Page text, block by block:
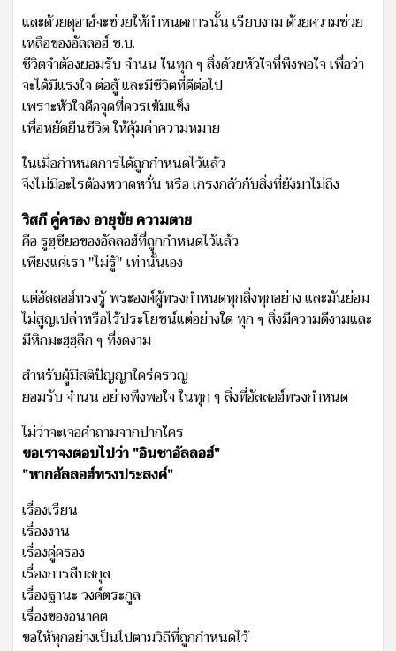
และด้วยดุอาอ์จะช่วยให้กำหนดการนั้น เรียบงาม ด้วยความช่วย
เหลือของอัลลอฮ์ ซ.บ.
ชีวิตจำต้องยอมรับ จำนน ในทุก ๆ สิ่งด้วยหัวใจที่พึงพอใจ เพื่อว่า
จะได้มีแรงใจ ต่อสู้ และมีชีวิตที่ดีต่อไป
เพราะหัวใจคือจุดที่ควรเข้มแข็ง
เพื่อหยัดยืนชีวิต ให้คุ้มค่าความหมาย
ในเมื่อกำหนดการได้ถูกกำหนดไว้แล้ว
จึงไม่มีอะไรต้องหวาดหวั่น หรือ เกรงกลัวกับสิ่งที่ยังมาไม่ถึง
ริสกี คู่ครอง อายุขัย ความตาย
คือ รูฮฺซียอของอัลลอฮ์ที่ถูกกำหนดไว้แล้ว
เพียงแค่เรา "ไม่รู้" เท่านั้นเอง
แต่อัลลอฮ์ทรงรู้ พระองค์ผู้ทรงกำหนดทุกสิ่งทุกอย่าง และมันย่อม
ไม่สูญเปล่าหรือไร้ประโยชน์แต่อย่างใด ทุก ๆ สิ่งมีความดีงามและ
มีหิกมะฮฺฮฺลึก ๆ ที่งดงาม
สำหรับผู้มีสติปัญญาใคร่ครวญ
ยอมรับ จำนน อย่างพึงพอใจ ในทุก ๆ สิ่งที่อัลลอฮ์ทรงกำหนด
ไม่ว่าจะเจอคำถามจากปากใคร
ขอเราจงตอบไปว่า "อินชาอัลลอฮ์"
"หากอัลลอฮ์ทรงประสงค์"
เรื่องเรียน
เรื่องงาน
เรื่องคู่ครอง
เรื่องการสืบสกุล
เรื่องฐานะ วงค์ตระกูล
เรื่องของอนาคต
ขอให้ทุกอย่างเป็นไปตามวิถีที่ถูกกำหนดไว้